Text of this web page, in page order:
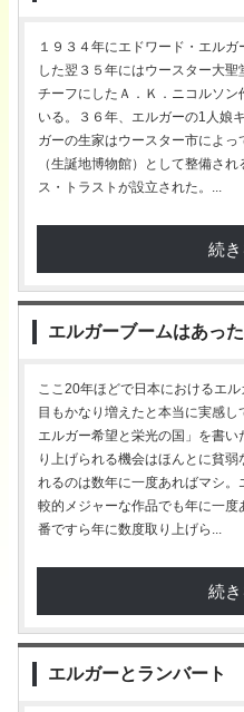
１９３４年にエドワード・エル
した翌３５年にはウースター大
チーフにしたＡ．Ｋ．ニコルソ
いる。３６年、エルガーの1人娘
ガーの生家はウースター市によ
（生誕地博物館）として整備さ
ス・トラストが設立された。...
続
エルガーブームはあっ
ここ20年ほどで日本におけるエ
目もかなり増えたと本当に実感し
エルガー希望と栄光の国」を書
り上げられる機会はほんとに貧
れるのは数年に一度あればマシ
較的メジャーな作品でも年に一
番ですら年に数度取り上げら...
続
エルガーとランバート